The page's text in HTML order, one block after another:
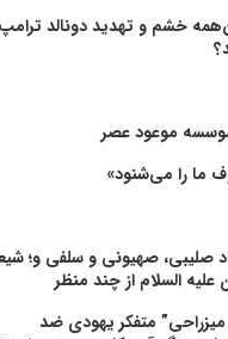
خشم و تهدید دونالد
موعود عصر
ما را می‌شنود»
صلیبی، صهیونی و سلفی و؛
علیه السلام از چند منظر
متفکر یهودی ضد